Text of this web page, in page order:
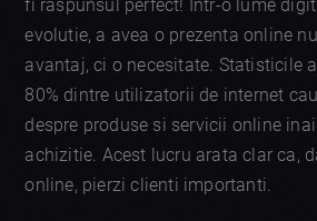
fi raspunsul perfect! Intr-o lume
evolutie, a avea o prezenta online
avantaj, ci o necesitate. Statisticile
80% dintre utilizatorii de internet
despre produse si servicii online
achizitie. Acest lucru arata clar ca,
online, pierzi clienti importanti.